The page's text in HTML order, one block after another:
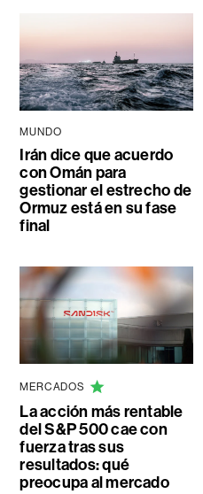
MUNDO
Irán dice que acuerdo
con Omán para
gestionar el estrecho de
Ormuz está en su fase
final
MERCADOS
La acción más rentable
del S&P 500 cae con
fuerza tras sus
resultados: qué
preocupa al mercado